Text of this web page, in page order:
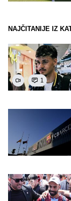
NAJČITANIJE IZ
1